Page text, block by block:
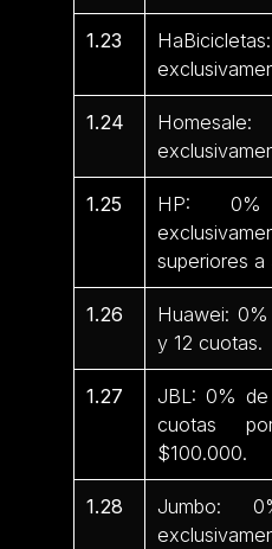
1.23
1.24
1.25
HP: 0%
superiores a
1.26
Huawei:
y 12 cuotas.
1.27
JBL: 0%
cuotas
$100.000.
1.28
Jumbo: